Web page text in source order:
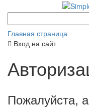
Главная страница
Вход на сайт
Пожалуйста,